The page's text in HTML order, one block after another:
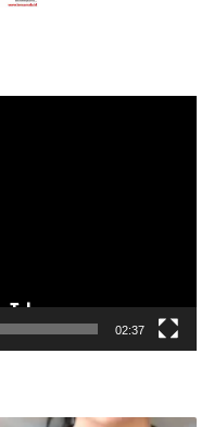
02:37